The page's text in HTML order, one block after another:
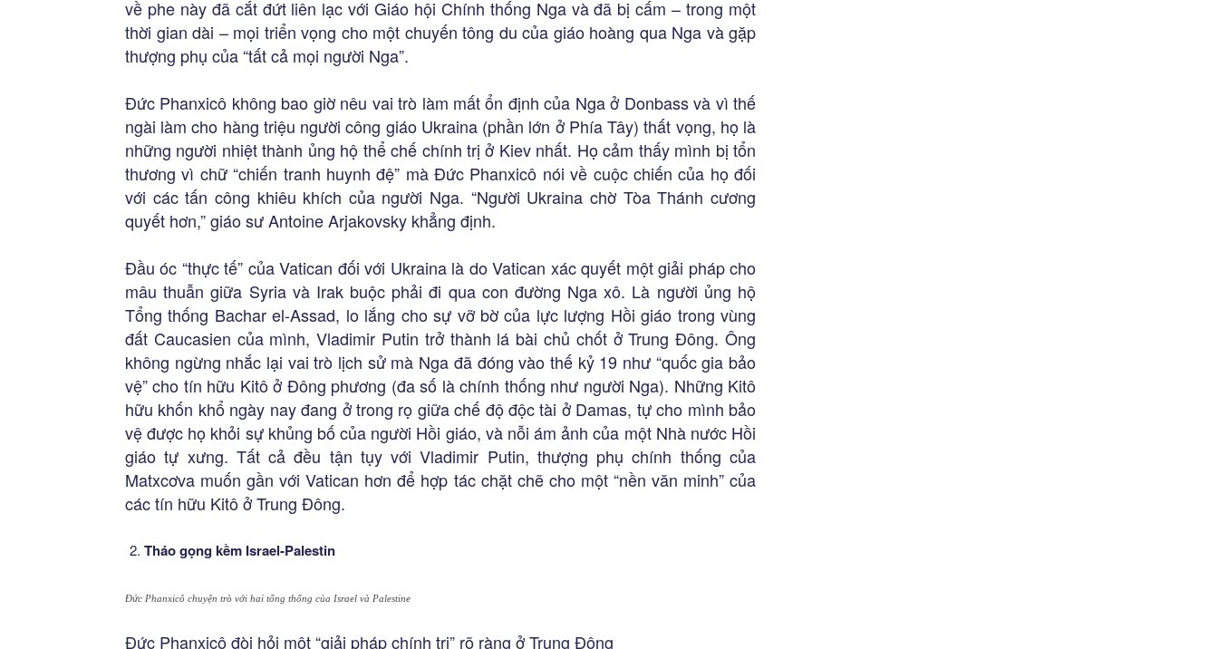
về phe này đã cắt đứt liên lạc với Giáo hội Chính thống Nga và đã bị cấm – trong một
thời gian dài – mọi triển vọng cho một chuyến tông du của giáo hoàng qua Nga và gặp
thượng phụ của “tất cả mọi người Nga”.
Đức Phanxicô không bao giờ nêu vai trò làm mất ổn định của Nga ở Donbass và vì thế
ngài làm cho hàng triệu người công giáo Ukraina (phần lớn ở Phía Tây) thất vọng, họ là
những người nhiệt thành ủng hộ thể chế chính trị ở Kiev nhất. Họ cảm thấy mình bị tổn
thương vì chữ “chiến tranh huynh đệ” mà Đức Phanxicô nói về cuộc chiến của họ đối
với các tấn công khiêu khích của người Nga. “Người Ukraina chờ Tòa Thánh cương
quyết hơn,” giáo sư Antoine Arjakovsky khẳng định.
Đầu óc “thực tế” của Vatican đối với Ukraina là do Vatican xác quyết một giải pháp cho
mâu thuẫn giữa Syria và Irak buộc phải đi qua con đường Nga xô. Là người ủng hộ
Tổng thống Bachar el-Assad, lo lắng cho sự vỡ bờ của lực lượng Hồi giáo trong vùng
đất Caucasien của mình, Vladimir Putin trở thành lá bài chủ chốt ở Trung Đông. Ông
không ngừng nhắc lại vai trò lịch sử mà Nga đã đóng vào thế kỷ 19 như “quốc gia bảo
vệ” cho tín hữu Kitô ở Đông phương (đa số là chính thống như người Nga). Những Kitô
hữu khốn khổ ngày nay đang ở trong rọ giữa chế độ độc tài ở Damas, tự cho mình bảo
vệ được họ khỏi sự khủng bố của người Hồi giáo, và nỗi ám ảnh của một Nhà nước Hồi
giáo tự xưng. Tất cả đều tận tụy với Vladimir Putin, thượng phụ chính thống của
Matxcơva muốn gần với Vatican hơn để hợp tác chặt chẽ cho một “nền văn minh” của
các tín hữu Kitô ở Trung Đông.
Tháo gọng kềm Israel-Palestin
Đức Phanxicô chuyện trò với hai tổng thống của Israel và Palestine
Đức Phanxicô đòi hỏi một “giải pháp chính trị” rõ ràng ở Trung Đông